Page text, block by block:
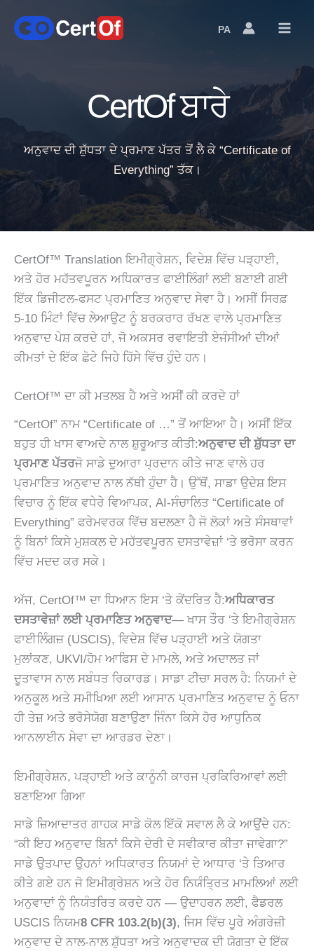
PALanguage
CertOf ਬਾਰੇ
ਅਨੁਵਾਦ ਦੀ ਸ਼ੁੱਧਤਾ ਦੇ ਪ੍ਰਮਾਣ ਪੱਤਰ ਤੋਂ ਲੈ ਕੇ “Certificate of
Everything” ਤੱਕ।
CertOf™ Translation ਇਮੀਗ੍ਰੇਸ਼ਨ, ਵਿਦੇਸ਼ ਵਿੱਚ ਪੜ੍ਹਾਈ,
ਅਤੇ ਹੋਰ ਮਹੱਤਵਪੂਰਨ ਅਧਿਕਾਰਤ ਫਾਈਲਿੰਗਾਂ ਲਈ ਬਣਾਈ ਗਈ
ਇੱਕ ਡਿਜੀਟਲ-ਫਸਟ ਪ੍ਰਮਾਣਿਤ ਅਨੁਵਾਦ ਸੇਵਾ ਹੈ। ਅਸੀਂ ਸਿਰਫ਼
5-10 ਮਿੰਟਾਂ ਵਿੱਚ ਲੇਆਉਟ ਨੂੰ ਬਰਕਰਾਰ ਰੱਖਣ ਵਾਲੇ ਪ੍ਰਮਾਣਿਤ
ਅਨੁਵਾਦ ਪੇਸ਼ ਕਰਦੇ ਹਾਂ, ਜੋ ਅਕਸਰ ਰਵਾਇਤੀ ਏਜੰਸੀਆਂ ਦੀਆਂ
ਕੀਮਤਾਂ ਦੇ ਇੱਕ ਛੋਟੇ ਜਿਹੇ ਹਿੱਸੇ ਵਿੱਚ ਹੁੰਦੇ ਹਨ।
CertOf™ ਦਾ ਕੀ ਮਤਲਬ ਹੈ ਅਤੇ ਅਸੀਂ ਕੀ ਕਰਦੇ ਹਾਂ
“CertOf” ਨਾਮ “Certificate of …” ਤੋਂ ਆਇਆ ਹੈ। ਅਸੀਂ ਇੱਕ
ਬਹੁਤ ਹੀ ਖਾਸ ਵਾਅਦੇ ਨਾਲ ਸ਼ੁਰੂਆਤ ਕੀਤੀ:ਅਨੁਵਾਦ ਦੀ ਸ਼ੁੱਧਤਾ ਦਾ
ਪ੍ਰਮਾਣ ਪੱਤਰਜੋ ਸਾਡੇ ਦੁਆਰਾ ਪ੍ਰਦਾਨ ਕੀਤੇ ਜਾਣ ਵਾਲੇ ਹਰ
ਪ੍ਰਮਾਣਿਤ ਅਨੁਵਾਦ ਨਾਲ ਨੱਥੀ ਹੁੰਦਾ ਹੈ। ਉੱਥੋਂ, ਸਾਡਾ ਉਦੇਸ਼ ਇਸ
ਵਿਚਾਰ ਨੂੰ ਇੱਕ ਵਧੇਰੇ ਵਿਆਪਕ, AI-ਸੰਚਾਲਿਤ “Certificate of
Everything” ਫਰੇਮਵਰਕ ਵਿੱਚ ਬਦਲਣਾ ਹੈ ਜੋ ਲੋਕਾਂ ਅਤੇ ਸੰਸਥਾਵਾਂ
ਨੂੰ ਬਿਨਾਂ ਕਿਸੇ ਮੁਸ਼ਕਲ ਦੇ ਮਹੱਤਵਪੂਰਨ ਦਸਤਾਵੇਜ਼ਾਂ ‘ਤੇ ਭਰੋਸਾ ਕਰਨ
ਵਿੱਚ ਮਦਦ ਕਰ ਸਕੇ।
ਅੱਜ, CertOf™ ਦਾ ਧਿਆਨ ਇਸ ‘ਤੇ ਕੇਂਦਰਿਤ ਹੈ:ਅਧਿਕਾਰਤ
ਦਸਤਾਵੇਜ਼ਾਂ ਲਈ ਪ੍ਰਮਾਣਿਤ ਅਨੁਵਾਦ— ਖਾਸ ਤੌਰ ‘ਤੇ ਇਮੀਗ੍ਰੇਸ਼ਨ
ਫਾਈਲਿੰਗਜ਼ (USCIS), ਵਿਦੇਸ਼ ਵਿੱਚ ਪੜ੍ਹਾਈ ਅਤੇ ਯੋਗਤਾ
ਮੁਲਾਂਕਣ, UKVI/ਹੋਮ ਆਫਿਸ ਦੇ ਮਾਮਲੇ, ਅਤੇ ਅਦਾਲਤ ਜਾਂ
ਦੂਤਾਵਾਸ ਨਾਲ ਸਬੰਧਤ ਰਿਕਾਰਡ। ਸਾਡਾ ਟੀਚਾ ਸਰਲ ਹੈ: ਨਿਯਮਾਂ ਦੇ
ਅਨੁਕੂਲ ਅਤੇ ਸਮੀਖਿਆ ਲਈ ਆਸਾਨ ਪ੍ਰਮਾਣਿਤ ਅਨੁਵਾਦ ਨੂੰ ਓਨਾ
ਹੀ ਤੇਜ਼ ਅਤੇ ਭਰੋਸੇਯੋਗ ਬਣਾਉਣਾ ਜਿੰਨਾ ਕਿਸੇ ਹੋਰ ਆਧੁਨਿਕ
ਆਨਲਾਈਨ ਸੇਵਾ ਦਾ ਆਰਡਰ ਦੇਣਾ।
ਇਮੀਗ੍ਰੇਸ਼ਨ, ਪੜ੍ਹਾਈ ਅਤੇ ਕਾਨੂੰਨੀ ਕਾਰਜ ਪ੍ਰਕਿਰਿਆਵਾਂ ਲਈ
ਬਣਾਇਆ ਗਿਆ
ਸਾਡੇ ਜ਼ਿਆਦਾਤਰ ਗਾਹਕ ਸਾਡੇ ਕੋਲ ਇੱਕੋ ਸਵਾਲ ਲੈ ਕੇ ਆਉਂਦੇ ਹਨ:
“ਕੀ ਇਹ ਅਨੁਵਾਦ ਬਿਨਾਂ ਕਿਸੇ ਦੇਰੀ ਦੇ ਸਵੀਕਾਰ ਕੀਤਾ ਜਾਵੇਗਾ?”
ਸਾਡੇ ਉਤਪਾਦ ਉਹਨਾਂ ਅਧਿਕਾਰਤ ਨਿਯਮਾਂ ਦੇ ਆਧਾਰ ‘ਤੇ ਤਿਆਰ
ਕੀਤੇ ਗਏ ਹਨ ਜੋ ਇਮੀਗ੍ਰੇਸ਼ਨ ਅਤੇ ਹੋਰ ਨਿਯੰਤ੍ਰਿਤ ਮਾਮਲਿਆਂ ਲਈ
ਅਨੁਵਾਦਾਂ ਨੂੰ ਨਿਯੰਤਰਿਤ ਕਰਦੇ ਹਨ — ਉਦਾਹਰਨ ਲਈ, ਫੈਡਰਲ
USCIS ਨਿਯਮ8 CFR 103.2(b)(3), ਜਿਸ ਵਿੱਚ ਪੂਰੇ ਅੰਗਰੇਜ਼ੀ
ਅਨੁਵਾਦ ਦੇ ਨਾਲ-ਨਾਲ ਸ਼ੁੱਧਤਾ ਅਤੇ ਅਨੁਵਾਦਕ ਦੀ ਯੋਗਤਾ ਦੇ ਇੱਕ